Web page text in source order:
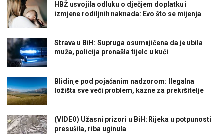
HBŽ usvojila odluku o dječjem doplatku i
izmjene rodiljnih naknada: Evo što se mijenja
Strava u BiH: Supruga osumnjičena da je ubila
muža, policija pronašla tijelo u kući
Blidinje pod pojačanim nadzorom: Ilegalna
ložišta sve veći problem, kazne za prekršitelje
(VIDEO) Užasni prizori u BiH: Rijeka u potpunosti
presušila, riba uginula